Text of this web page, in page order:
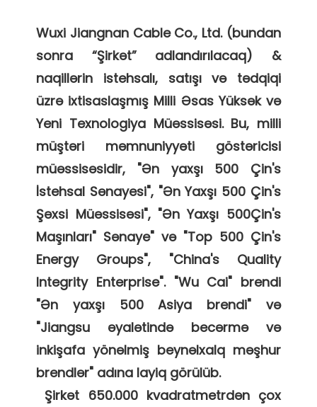
Wuxi Jiangnan Cable Co., Ltd. (bundan
sonra “Şirkət” adlandırılacaq) &
naqillərin istehsalı, satışı və tədqiqi
üzrə ixtisaslaşmış Milli Əsas Yüksək və
Yeni Texnologiya Müəssisəsi. Bu, milli
müştəri məmnuniyyəti göstəricisi
müəssisəsidir, "Ən yaxşı 500 Çin's
İstehsal Sənayesi", "Ən Yaxşı 500 Çin's
Şəxsi Müəssisəsi", "Ən Yaxşı 500Çin's
Maşınları" Sənaye" və "Top 500 Çin's
Energy Groups", "China's Quality
Integrity Enterprise". "Wu Cai" brendi
"Ən yaxşı 500 Asiya brendi" və
"Jiangsu əyalətində becərmə və
inkişafa yönəlmiş beynəlxalq məşhur
brendlər" adına layiq görülüb.